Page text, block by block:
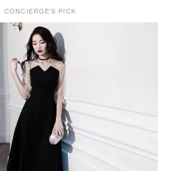
CONCIERGE'S PICK